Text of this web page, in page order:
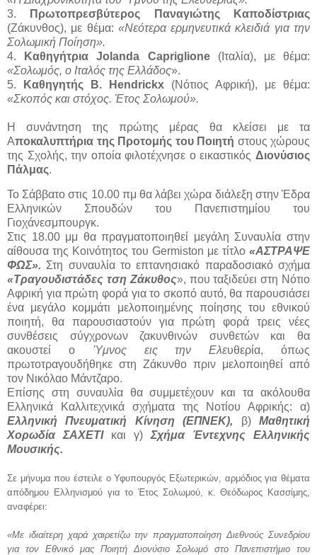
3.
Πρωτοπρεσβύτερος Παναγιώτης Καποδίστριας
(Ζάκυνθος), με θέμα: «Νεότερα ερμηνευτικά κλειδιά για την
Σολωμική Ποίηση».
4.
Καθηγήτρια Jolanda Capriglione(Ιταλία), με θέμα:
«Σολωμός, ο Ιταλός της Ελλάδος».
5.
Καθηγητής Β. Hendrickx (Νότιος Αφρική), με θέμα:
«Σκοπός και στόχος. Έτος Σολωμού».
Η συνάντηση της πρώτης μέρας θα κλείσει με τα
Αποκαλυπτήρια της Προτομής του Ποιητή στους χώρους
της Σχολής, την οποία φιλοτέχνησε ο εικαστικός Διονύσιος
Πάλμας.
Το Σάββατο στις 10.00 πμ θα λάβει χώρα διάλεξη στην Έδρα
Ελληνικών Σπουδών του Πανεπιστημίου του
Γιοχάνεσμπουργκ.
Στις 18.00 μμ θα πραγματοποιηθεί μεγάλη Συναυλία στην
αίθουσα της Κοινότητος του Germiston με τίτλο «ΑΣΤΡΑΨΕ
ΦΩΣ». Στη συναυλία το επτανησιακό παραδοσιακό σχήμα
«Τραγουδιστάδες τση Ζάκυθος», που ταξιδεύει στη Νότιο
Αφρική για πρώτη φορά για το σκοπό αυτό, θα παρουσιάσει
ένα μεγάλο κομμάτι μελοποιημένης ποίησης του εθνικού
ποιητή, θα παρουσιαστούν για πρώτη φορά τρεις νέες
συνθέσεις σύγχρονων ζακυνθινών συνθετών και θα
ακουστεί ο Ύμνος εις την Ελευθερία, όπως
πρωτοτραγουδήθηκε στη Ζάκυνθο πριν μελοποιηθεί από
τον Νικόλαο Μάντζαρο.
Επίσης στη συναυλία θα συμμετέχουν και τα ακόλουθα
Ελληνικά Καλλιτεχνικά σχήματα της Νοτίου Αφρικής: α)
Ελληνική Πνευματική Κίνηση (ΕΠΝΕΚ), β)Μαθητική
Χορωδία ΣΑΧΕΤΙκαι γ) Σχήμα Έντεχνης Ελληνικής
Μουσικής.
Σε μήνυμα που έστειλε ο Υφυπουργός Εξωτερικών, αρμόδιος για θέματα
απόδημου Ελληνισμού για το Έτος Σολωμού, κ. Θεόδωρος Κασσίμης,
αναφέρει:
«Με ιδιαίτερη χαρά χαιρετίζω την πραγματοποίηση Διεθνούς Συνεδρίου
για τον Εθνικό μας Ποιητή Διονύσιο Σολωμό στο Πανεπιστήμιο του